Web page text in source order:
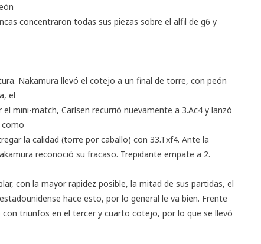
concentraron todas sus piezas sobre el alfil de g6 y
Nakamura llevó el cotejo a un final de torre, con peón
el
mini-match, Carlsen recurrió nuevamente a 3.Ac4 y lanzó
como
la calidad (torre por caballo) con 33.Txf4. Ante la
reconoció su fracaso. Trepidante empate a 2.
con la mayor rapidez posible, la mitad de sus partidas, el
hace esto, por lo general le va bien. Frente
triunfos en el tercer y cuarto cotejo, por lo que se llevó